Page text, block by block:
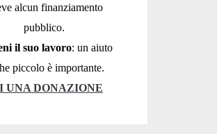
alcun finanziamento
pubblico.
il suo lavoro: un aiuto
piccolo è importante.
UNA DONAZIONE